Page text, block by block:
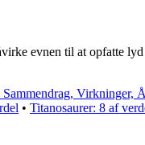
evnen til at opfatte
Virkninger,
• Titanosaurer: 8 af